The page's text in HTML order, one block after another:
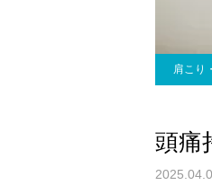
肩こり
頭痛